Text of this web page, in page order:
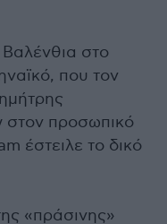
Βαλένθια στο
που τον
στον προσωπικό
έστειλε το δικό
«πράσινης»